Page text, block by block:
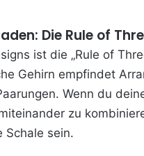
Die Rule of
ist die „Rule of
Gehirn empfindet
Wenn du
zu
Schale sein.